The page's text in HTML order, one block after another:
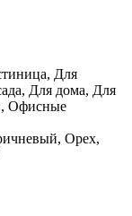
Для
Для дома, Для
Офисные
Орех,